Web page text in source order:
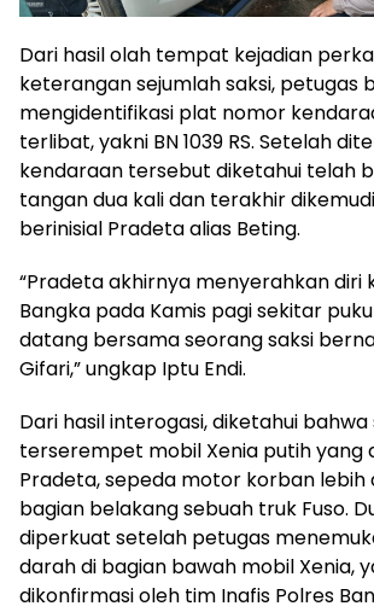
Dari hasil olah tempat kejadian
keterangan sejumlah saksi, petugas
mengidentifikasi plat nomor
terlibat, yakni BN 1039 RS. Setelah
kendaraan tersebut diketahui telah
tangan dua kali dan terakhir
berinisial Pradeta alias Beting.
“Pradeta akhirnya menyerahkan diri
Bangka pada Kamis pagi sekitar pukul
datang bersama seorang saksi
Gifari,” ungkap Iptu Endi.
Dari hasil interogasi, diketahui
terserempet mobil Xenia putih yang
Pradeta, sepeda motor korban lebih
bagian belakang sebuah truk Fuso.
diperkuat setelah petugas
darah di bagian bawah mobil Xenia,
dikonfirmasi oleh tim Inafis Polres